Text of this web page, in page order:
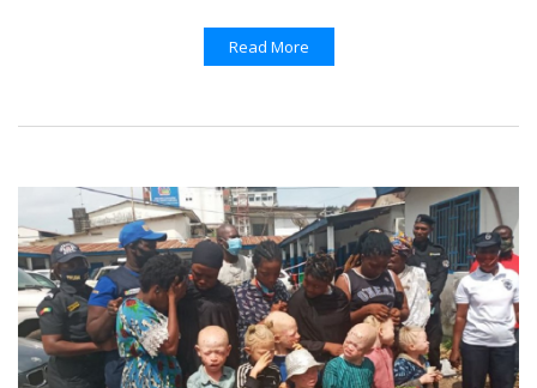
Read More